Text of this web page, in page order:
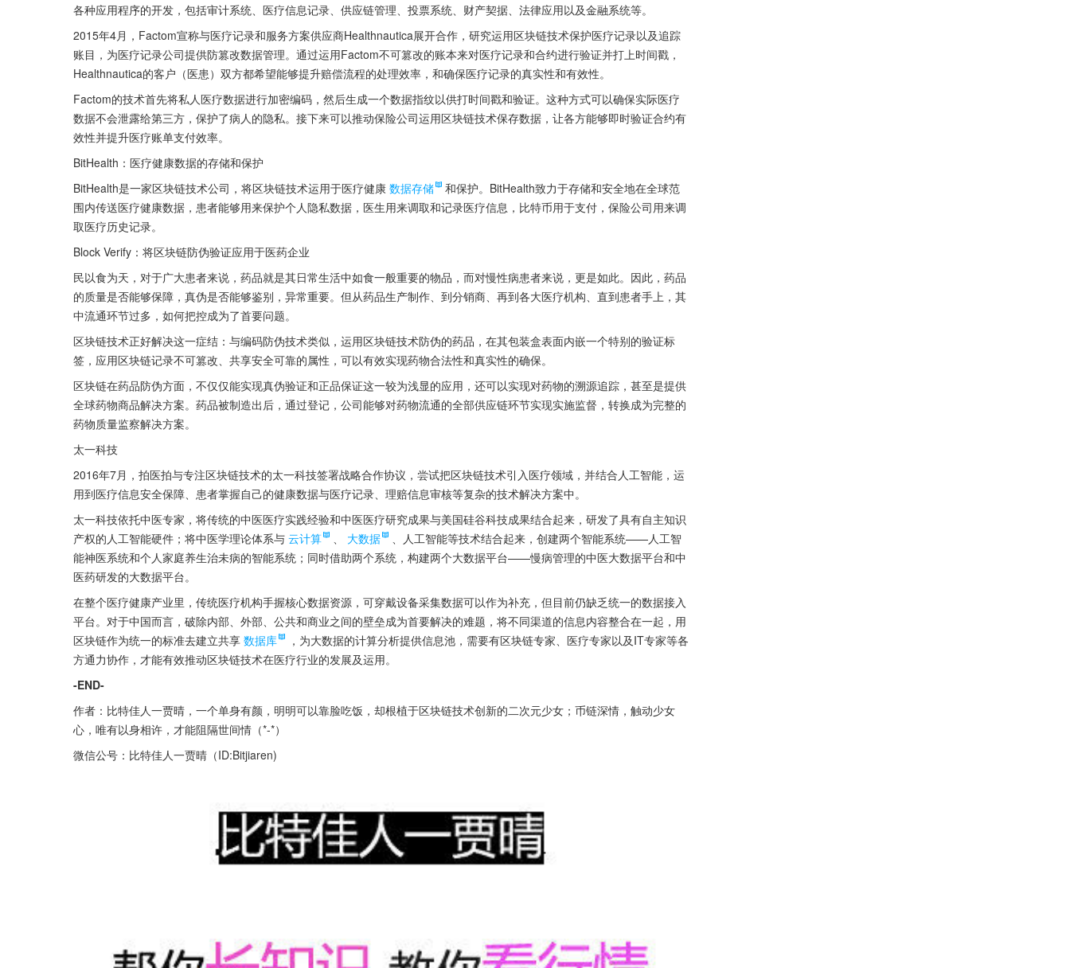
各种应用程序的开发，包括审计系统、医疗信息记录、供应链管理、投票系统、财产契据、法律应用以及金融系统等。
2015年4月，Factom宣称与医疗记录和服务方案供应商Healthnautica展开合作，研究运用区块链技术保护医疗记录以及追踪
账目，为医疗记录公司提供防篡改数据管理。通过运用Factom不可篡改的账本来对医疗记录和合约进行验证并打上时间戳，
Healthnautica的客户（医患）双方都希望能够提升赔偿流程的处理效率，和确保医疗记录的真实性和有效性。
Factom的技术首先将私人医疗数据进行加密编码，然后生成一个数据指纹以供打时间戳和验证。这种方式可以确保实际医疗
数据不会泄露给第三方，保护了病人的隐私。接下来可以推动保险公司运用区块链技术保存数据，让各方能够即时验证合约有
效性并提升医疗账单支付效率。
BitHealth：医疗健康数据的存储和保护
BitHealth是一家区块链技术公司，将区块链技术运用于医疗健康 数据存储
和保护。BitHealth致力于存储和安全地在全球范
围内传送医疗健康数据，患者能够用来保护个人隐私数据，医生用来调取和记录医疗信息，比特币用于支付，保险公司用来调
取医疗历史记录。
Block Verify：将区块链防伪验证应用于医药企业
民以食为天，对于广大患者来说，药品就是其日常生活中如食一般重要的物品，而对慢性病患者来说，更是如此。因此，药品
的质量是否能够保障，真伪是否能够鉴别，异常重要。但从药品生产制作、到分销商、再到各大医疗机构、直到患者手上，其
中流通环节过多，如何把控成为了首要问题。
区块链技术正好解决这一症结：与编码防伪技术类似，运用区块链技术防伪的药品，在其包装盒表面内嵌一个特别的验证标
签，应用区块链记录不可篡改、共享安全可靠的属性，可以有效实现药物合法性和真实性的确保。
区块链在药品防伪方面，不仅仅能实现真伪验证和正品保证这一较为浅显的应用，还可以实现对药物的溯源追踪，甚至是提供
全球药物商品解决方案。药品被制造出后，通过登记，公司能够对药物流通的全部供应链环节实现实施监督，转换成为完整的
药物质量监察解决方案。
太一科技
2016年7月，拍医拍与专注区块链技术的太一科技签署战略合作协议，尝试把区块链技术引入医疗领域，并结合人工智能，运
用到医疗信息安全保障、患者掌握自己的健康数据与医疗记录、理赔信息审核等复杂的技术解决方案中。
太一科技依托中医专家，将传统的中医医疗实践经验和中医医疗研究成果与美国硅谷科技成果结合起来，研发了具有自主知识
产权的人工智能硬件；将中医学理论体系与 云计算 大数据
、人工智能等技术结合起来，创建两个智能系统——人工智
能神医系统和个人家庭养生治未病的智能系统；同时借助两个系统，构建两个大数据平台——慢病管理的中医大数据平台和中
医药研发的大数据平台。
在整个医疗健康产业里，传统医疗机构手握核心数据资源，可穿戴设备采集数据可以作为补充，但目前仍缺乏统一的数据接入
平台。对于中国而言，破除内部、外部、公共和商业之间的壁垒成为首要解决的难题，将不同渠道的信息内容整合在一起，用
区块链作为统一的标准去建立共享 数据库
，为大数据的计算分析提供信息池，需要有区块链专家、医疗专家以及IT专家等各
方通力协作，才能有效推动区块链技术在医疗行业的发展及运用。
-END-
作者：比特佳人一贾晴，一个单身有颜，明明可以靠脸吃饭，却根植于区块链技术创新的二次元少女；币链深情，触动少女
心，唯有以身相许，才能阻隔世间情（*-*）
微信公号：比特佳人一贾晴（ID:Bitjiaren)